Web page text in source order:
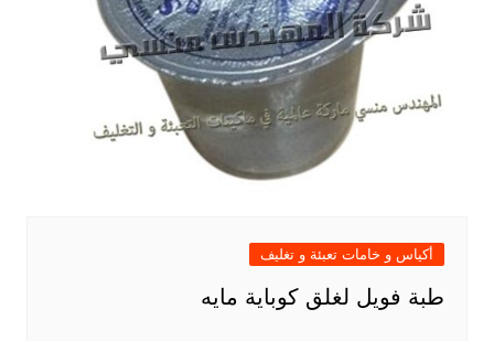
أكياس و خامات تعبئة و تغليف
طبة فويل لغلق كوباية مايه